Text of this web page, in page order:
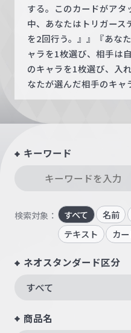
する。このカードがアタ
中、あなたはトリガース
を2回行う。』』『あな
ャラを1枚選び、相手は
のキャラを1枚選び、入
なたが選んだ相手のキャ
キーワード
検索対象： すべて 名前
テキスト
カ
ネオスタンダード区分
すべて
商品名